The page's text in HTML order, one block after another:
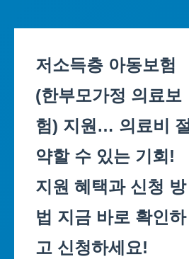
content
저소득층 아동보험
(한부모가정 의료보
험) 지원… 의료비 절
약할 수 있는 기회!
지원 혜택과 신청 방
법 지금 바로 확인하
고 신청하세요!